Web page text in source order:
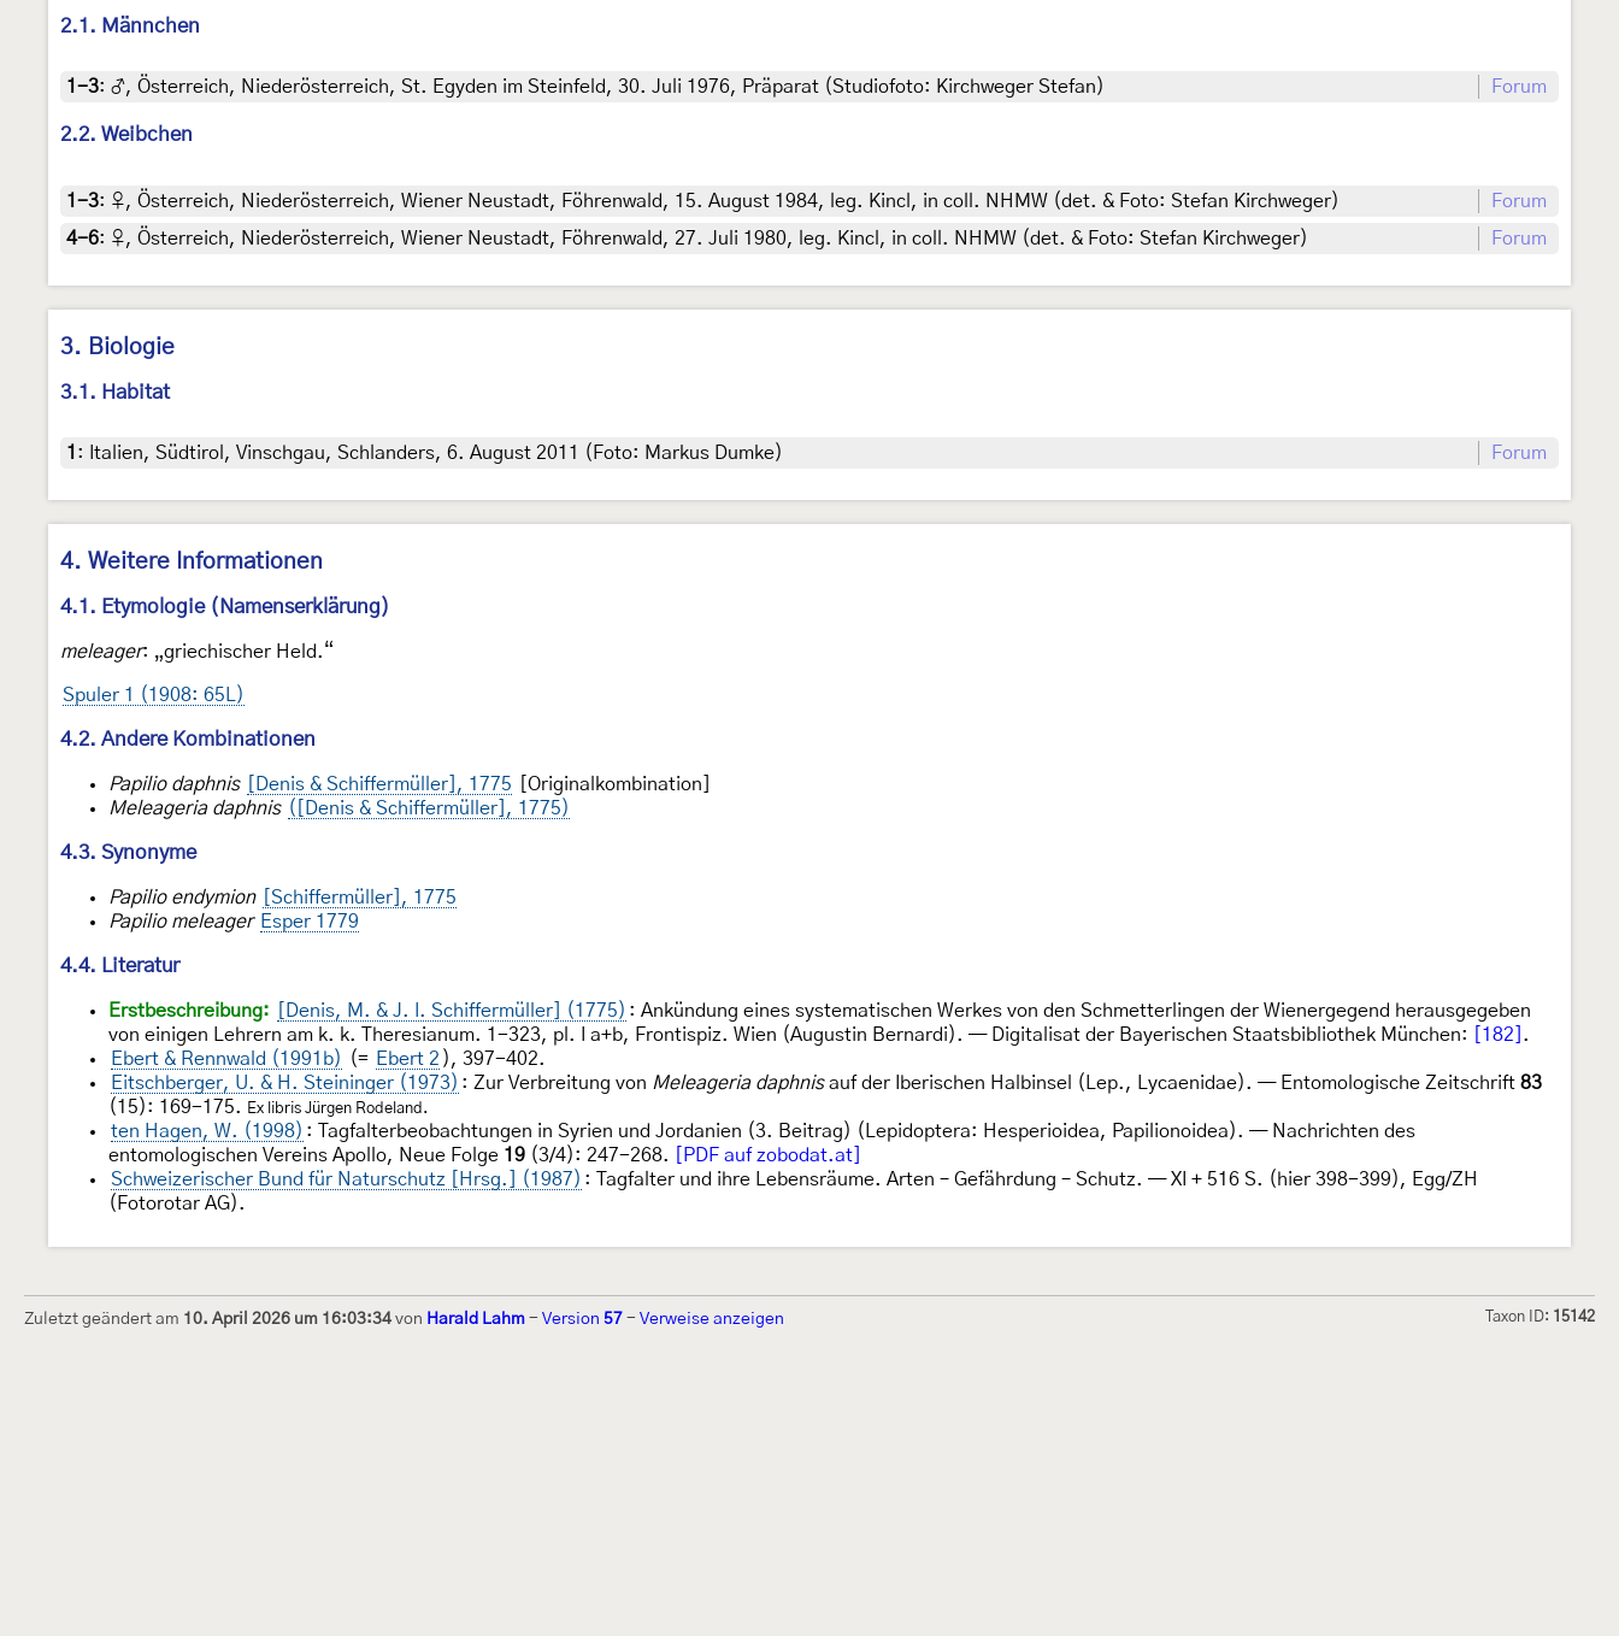
2.1. Männchen
1-3: ♂, Österreich, Niederösterreich, St. Egyden im Steinfeld, 30. Juli 1976, Präparat (Studiofoto: Kirchweger Stefan) Forum
2.2. Weibchen
1-3: ♀, Österreich, Niederösterreich, Wiener Neustadt, Föhrenwald, 15. August 1984, leg. Kincl, in coll. NHMW (det. & Foto: Stefan Kirchweger)
Forum
4-6: ♀, Österreich, Niederösterreich, Wiener Neustadt, Föhrenwald, 27. Juli 1980, leg. Kincl, in coll. NHMW (det. & Foto: Stefan Kirchweger) Forum
3. Biologie
3.1. Habitat
1 : Italien, Südtirol, Vinschgau, Schlanders, 6. August 2011 (Foto: Markus Dumke) Forum
4. Weitere Informationen
4.1. Etymologie (Namenserklärung)
meleager: „griechischer Held.“
Spuler 1 (1908: 65L)
4.2. Andere Kombinationen
Papilio daphnis [Denis & Schiffermüller], 1775
[Originalkombination]
Meleageria daphnis ([Denis & Schiffermüller], 1775)
4.3. Synonyme
Papilio endymion
[Schiffermüller], 1775
Papilio meleager Esper 1779
4.4. Literatur
Erstbeschreibung: [Denis, M. & J. I. Schiffermüller] (1775) : Ankündung eines systematischen Werkes von den Schmetterlingen der Wienergegend herausgegeben
von einigen Lehrern am k. k. Theresianum. 1-323, pl. I a+b, Frontispiz. Wien (Augustin Bernardi). — Digitalisat der Bayerischen Staatsbibliothek München:
[182] .
Ebert & Rennwald (1991b)
(= Ebert 2 ), 397-402.
Eitschberger, U. & H. Steininger (1973) : Zur Verbreitung von Meleageria daphnisauf der Iberischen Halbinsel (Lep., Lycaenidae). — Entomologische Zeitschrift 83
(15): 169-175. Ex libris Jürgen Rodeland.
ten Hagen, W. (1998) : Tagfalterbeobachtungen in Syrien und Jordanien (3. Beitrag) (Lepidoptera: Hesperioidea, Papilionoidea). — Nachrichten des
entomologischen Vereins Apollo, Neue Folge 19 (3/4): 247-268.
[PDF auf zobodat.at]
Schweizerischer Bund für Naturschutz [Hrsg.] (1987) : Tagfalter und ihre Lebensräume. Arten – Gefährdung – Schutz. — XI + 516 S. (hier 398-399), Egg/ZH
(Fotorotar AG).
Zuletzt geändert am 10. April 2026 um 16:03:34 von Harald Lahm - Version 57 - Verweise anzeigen Taxon ID: 15142